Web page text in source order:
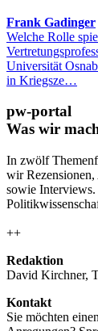
Frank Gadinger
Welche Rolle
Universität
in Kriegsze…
pw-portal
Was wir
In zwölf
wir Rezensionen,
sowie
++
Redaktion
David Kirchner,
Kontakt
Sie möchten